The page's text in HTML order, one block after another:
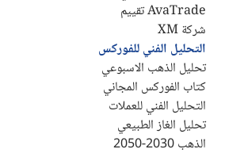
AvaTrade تقييم
شركة XM
التحليل الفني للفوركس
تحليل الذهب الاسبوعي
كتاب الفوركس المجاني
التحليل الفني للعملات
تحليل الغاز الطبيعي
الذهب 2030-2050